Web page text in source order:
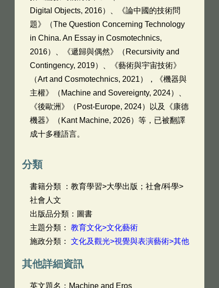
Digital Objects, 2016）、《論中國的技術問
題》（The Question Concerning Technology
in China. An Essay in Cosmotechnics,
2016）、《遞歸與偶然》（Recursivity and
Contingency, 2019）、《藝術與宇宙技術》
（Art and Cosmotechnics, 2021），《機器與
主權》（Machine and Sovereignty, 2024）、
《後歐洲》（Post-Europe, 2024）以及《康德
機器》（Kant Machine, 2026）等，已被翻譯
成十多種語言。
分類
書籍分類 ：教育學習>大學出版；社會/科學>
社會人文
出版品分類：圖書
主題分類： 教育文化>文化藝術
施政分類： 文化及觀光>視覺與表演藝術>其他
其他詳細資訊
英文題名： Machine and Eros